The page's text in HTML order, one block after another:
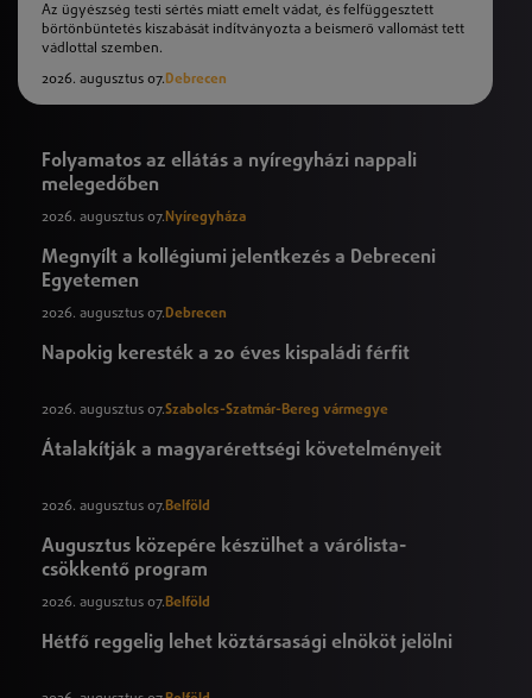
Az ügyészség testi sértés miatt emelt vádat, és felfüggesztett
börtönbüntetés kiszabását indítványozta a beismerő vallomást tett
vádlottal szemben.
2026. augusztus 07.Debrecen
Folyamatos az ellátás a nyíregyházi nappali
melegedőben
2026. augusztus 07. Nyíregyháza
Megnyílt a kollégiumi jelentkezés a Debreceni
Egyetemen
2026. augusztus 07.Debrecen
Napokig keresték a 20 éves kispaládi férfit
2026. augusztus 07.Szabolcs-Szatmár-Bereg vármegye
Átalakítják a magyarérettségi követelményeit
2026. augusztus 07.Belföld
Augusztus közepére készülhet a várólista-
csökkentő program
2026. augusztus 07.Belföld
Hétfő reggelig lehet köztársasági elnököt jelölni